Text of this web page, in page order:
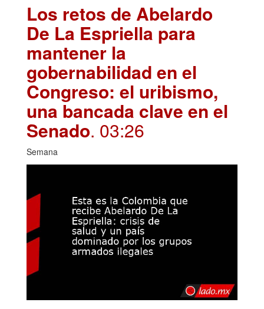
Los retos de Abelardo
De La Espriella para
mantener la
gobernabilidad en el
Congreso: el uribismo,
una bancada clave en el
Senado. 03:26
Semana